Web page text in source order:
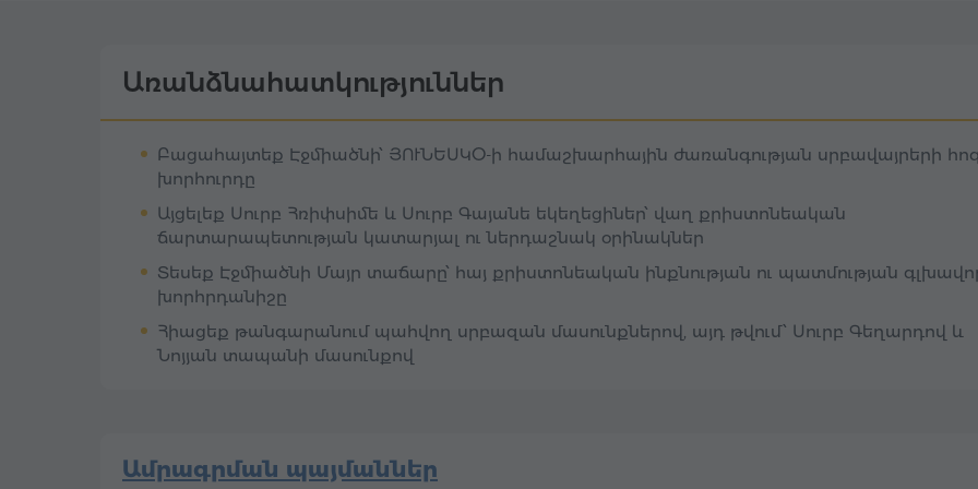
թանգարանը։ Սա պարզապես հավաքածու չէ, այլ
հիշողության տաճար, որտեղ դարավոր հավատքն ու
ավանդույթները շունչ են առնում։
Առանձնահատկություններ
Բացահայտեք Էջմիածնի՝ ՅՈՒՆԵՍԿՕ-ի համաշխարհային ժառանգության սրբավայրերի
խորհուրդը
Այցելեք Սուրբ Հռիփսիմե և Սուրբ Գայանե եկեղեցիներ՝ վաղ քրիստոնեական
ճարտարապետության կատարյալ ու ներդաշնակ օրինակներ
Տեսեք Էջմիածնի Մայր տաճարը՝ հայ քրիստոնեական ինքնության ու պատմության
խորհրդանիշը
Հիացեք թանգարանում պահվող սրբազան մասունքներով, այդ թվում՝ Սուրբ Գեղարդով և
Նոյյան տապանի մասունքով
Ամրագրման պայմաններ